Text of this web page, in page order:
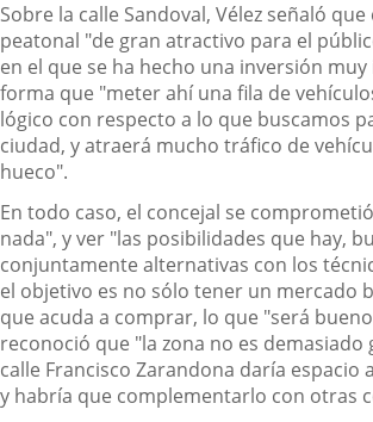
Sobre la calle Sandoval, Vélez señaló que
peatonal "de gran atractivo para el
en el que se ha hecho una inversión
forma que "meter ahí una fila de
lógico con respecto a lo que buscamos
ciudad, y atraerá mucho tráfico de
hueco".
En todo caso, el concejal se
nada", y ver "las posibilidades que hay,
conjuntamente alternativas con los
el objetivo es no sólo tener un mercado
que acuda a comprar, lo que "será
reconoció que "la zona no es demasiado
calle Francisco Zarandona daría espacio
y habría que complementarlo con otras